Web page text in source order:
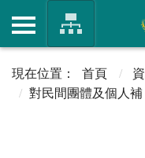
首頁
對民間團體及個人